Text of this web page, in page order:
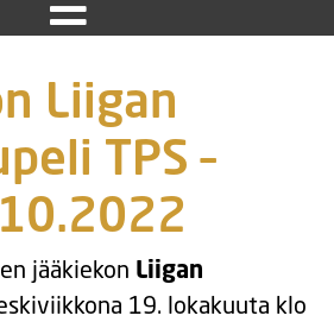
Liigan
TPS –
jääkiekon Liigan
19. lokakuuta klo